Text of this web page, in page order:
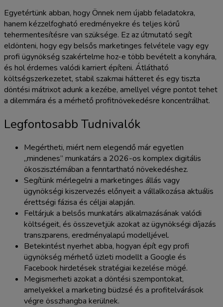
Egyetértünk abban, hogy Önnek nem újabb feladatokra,
hanem kézzelfogható eredményekre és teljes körű
tehermentesítésre van szüksége. Ez az útmutató segít
eldönteni, hogy egy belsős marketinges felvétele vagy egy
profi ügynökség szakértelme hoz-e több bevételt a konyhára,
és hol érdemes valódi karriert építeni. Átlátható
költségszerkezetet, stabil szakmai hátteret és egy tiszta
döntési mátrixot adunk a kezébe, amellyel végre pontot tehet
a dilemmára és a mérhető profitnövekedésre koncentrálhat.
Legfontosabb Tudnivalók
Megértheti, miért nem elegendő már egyetlen
„mindenes” munkatárs a 2026-os komplex digitális
ökoszisztémában a fenntartható növekedéshez.
Segítünk mérlegelni a marketinges állás vagy
ügynökségi kiszervezés előnyeit a vállalkozása aktuális
érettségi fázisa és céljai alapján.
Feltárjuk a belsős munkatárs alkalmazásának valódi
költségeit, és összevetjük azokat az ügynökségi díjazás
transzparens, eredményalapú modelljével.
Betekintést nyerhet abba, hogyan épít egy profi
ügynökség mérhető üzleti modellt a Google és
Facebook hirdetések stratégiai kezelése mögé.
Megismerheti azokat a döntési szempontokat,
amelyekkel a marketing büdzsé és a profitelvárások
végre összhangba kerülnek.